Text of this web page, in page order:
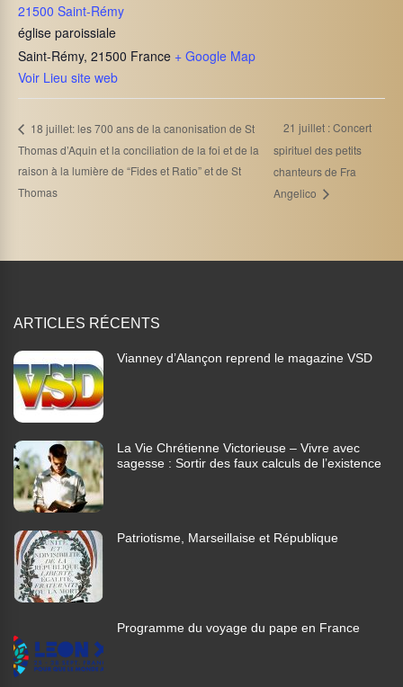
21500 Saint-Rémy
église paroissiale
Saint-Rémy, 21500 France + Google Map
Voir Lieu site web
18 juillet: les 700 ans de la canonisation de St
Thomas d’Aquin et la conciliation de la foi et de la
raison à la lumière de “Fides et Ratio” et de St
Thomas
21 juillet : Concert
spirituel des petits
chanteurs de Fra
Angelico
ARTICLES RÉCENTS
Vianney d’Alançon reprend le magazine VSD
La Vie Chrétienne Victorieuse – Vivre avec
sagesse : Sortir des faux calculs de l’existence
Patriotisme, Marseillaise et République
Programme du voyage du pape en France